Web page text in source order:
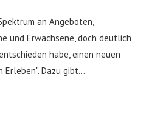
an Angeboten,
und Erwachsene, doch deutlich
habe, einen neuen
Erleben". Dazu gibt…